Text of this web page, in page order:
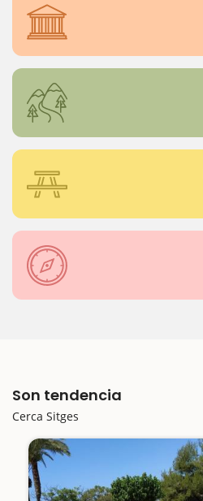
Son tendencia
Cerca Sitges